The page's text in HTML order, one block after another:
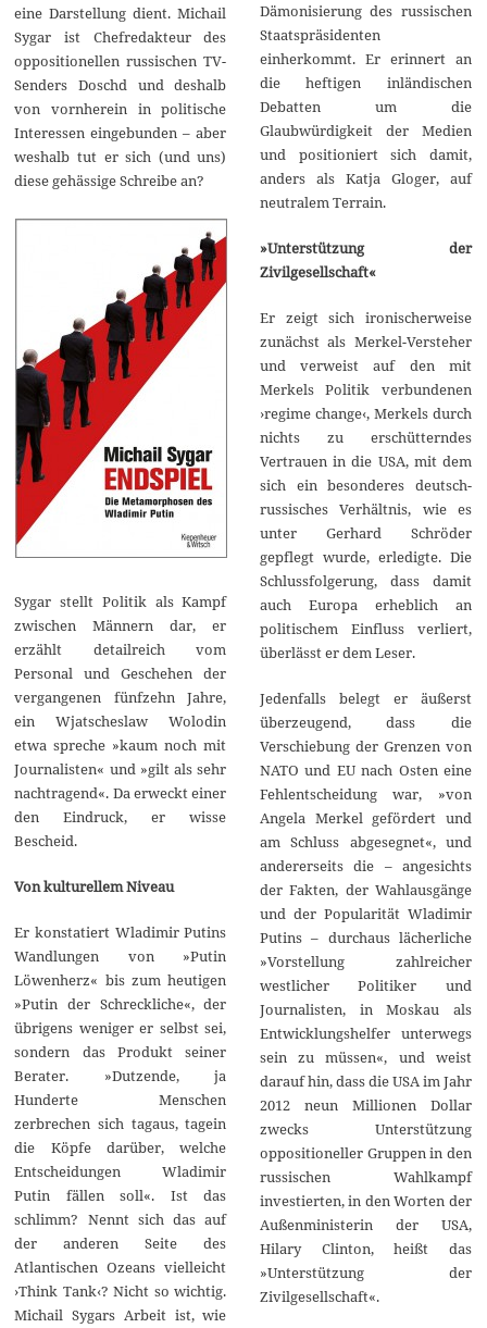
eine Darstellung dient. Michail
Sygar ist Chefredakteur des
oppositionellen russischen TV-
Senders Doschd und deshalb
von vornherein in politische
Interessen eingebunden – aber
weshalb tut er sich (und uns)
diese gehässige Schreibe an?
Sygar stellt Politik als Kampf
zwischen Männern dar, er
erzählt detailreich vom
Personal und Geschehen der
vergangenen fünfzehn Jahre,
ein Wjatscheslaw Wolodin
etwa spreche »kaum noch mit
Journalisten« und »gilt als sehr
nachtragend«. Da erweckt einer
den Eindruck, er wisse
Bescheid.
Von kulturellem Niveau
Er konstatiert Wladimir Putins
Wandlungen von »Putin
Löwenherz« bis zum heutigen
»Putin der Schreckliche«, der
übrigens weniger er selbst sei,
sondern das Produkt seiner
Berater. »Dutzende, ja
Hunderte Menschen
zerbrechen sich tagaus, tagein
die Köpfe darüber, welche
Entscheidungen Wladimir
Putin fällen soll«. Ist das
schlimm? Nennt sich das auf
der anderen Seite des
Atlantischen Ozeans vielleicht
›Think Tank‹? Nicht so wichtig.
Michail Sygars Arbeit ist, wie
Dämonisierung des russischen
Staatspräsidenten
einherkommt. Er erinnert an
die heftigen inländischen
Debatten um die
Glaubwürdigkeit der Medien
und positioniert sich damit,
anders als Katja Gloger, auf
neutralem Terrain.
»Unterstützung der
Zivilgesellschaft«
Er zeigt sich ironischerweise
zunächst als Merkel-Versteher
und verweist auf den mit
Merkels Politik verbundenen
›regime change‹, Merkels durch
nichts zu erschütterndes
Vertrauen in die USA, mit dem
sich ein besonderes deutsch-
russisches Verhältnis, wie es
unter Gerhard Schröder
gepflegt wurde, erledigte. Die
Schlussfolgerung, dass damit
auch Europa erheblich an
politischem Einfluss verliert,
überlässt er dem Leser.
Jedenfalls belegt er äußerst
überzeugend, dass die
Verschiebung der Grenzen von
NATO und EU nach Osten eine
Fehlentscheidung war, »von
Angela Merkel gefördert und
am Schluss abgesegnet«, und
andererseits die – angesichts
der Fakten, der Wahlausgänge
und der Popularität Wladimir
Putins – durchaus lächerliche
»Vorstellung zahlreicher
westlicher Politiker und
Journalisten, in Moskau als
Entwicklungshelfer unterwegs
sein zu müssen«, und weist
darauf hin, dass die USA im Jahr
2012 neun Millionen Dollar
zwecks Unterstützung
oppositioneller Gruppen in den
russischen Wahlkampf
investierten, in den Worten der
Außenministerin der USA,
Hilary Clinton, heißt das
»Unterstützung der
Zivilgesellschaft«.